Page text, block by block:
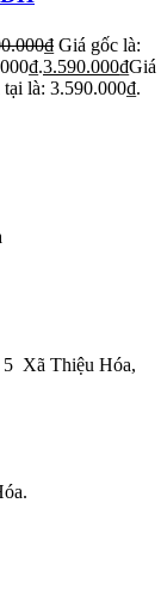
₫ Giá gốc là:
3.590.000₫Giá
tại là: 3.590.000₫.
Xã Thiệu Hóa,